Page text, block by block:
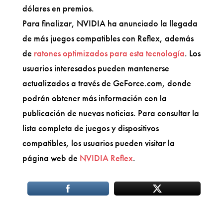
dólares en premios.
Para finalizar, NVIDIA ha anunciado la llegada
de más juegos compatibles con Reflex, además
de ratones optimizados para esta tecnología. Los
usuarios interesados pueden mantenerse
actualizados a través de GeForce.com, donde
podrán obtener más información con la
publicación de nuevas noticias. Para consultar la
lista completa de juegos y dispositivos
compatibles, los usuarios pueden visitar la
página web de NVIDIA Reflex.